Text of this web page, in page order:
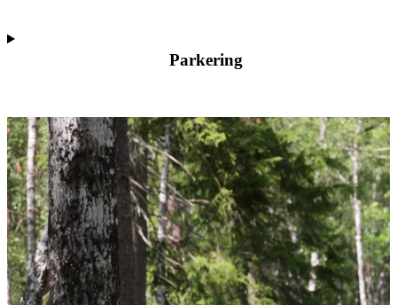
Parkering
Bildspel
med
bilder